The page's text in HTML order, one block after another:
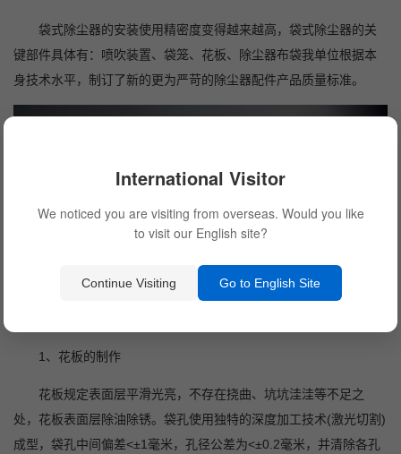
袋式除尘器的安装使用精密度变得越来越高，袋式除尘器的关
键部件具体有：喷吹装置、袋笼、花板、除尘器布袋我单位根据本
身技术水平，制订了新的更为严苛的除尘器配件产品质量标准。
1、花板的制作
花板规定表面层平滑光亮，不存在挠曲、坑坑洼洼等不足之
处，花板表面层除油除锈。袋孔使用独特的深度加工技术(激光切割)
成型，袋孔中间偏差<±1毫米，孔径公差为<±0.2毫米，并清除各孔
International Visitor
We noticed you are visiting from overseas. Would you like
to visit our English site?
Continue Visiting Go to English Site